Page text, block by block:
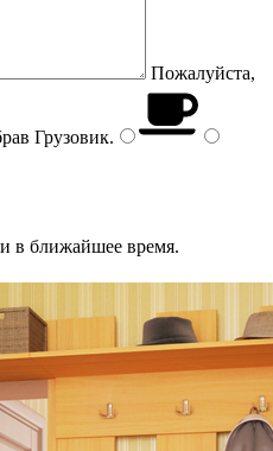
Пожалуйста,
Грузовик.
в ближайшее время.